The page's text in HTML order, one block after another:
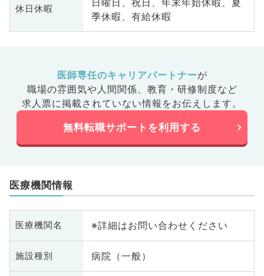
休日休暇
季休暇、有給休暇
医師専任のキャリアパートナーが
職場の雰囲気や人間関係、 教育・研修制度など
求人票に掲載されていない情報をお伝えします。
無料転職サポートを利用する
医療機関情報
医療機関名 ※詳細はお問い合わせください
施設種別 病院（一般）